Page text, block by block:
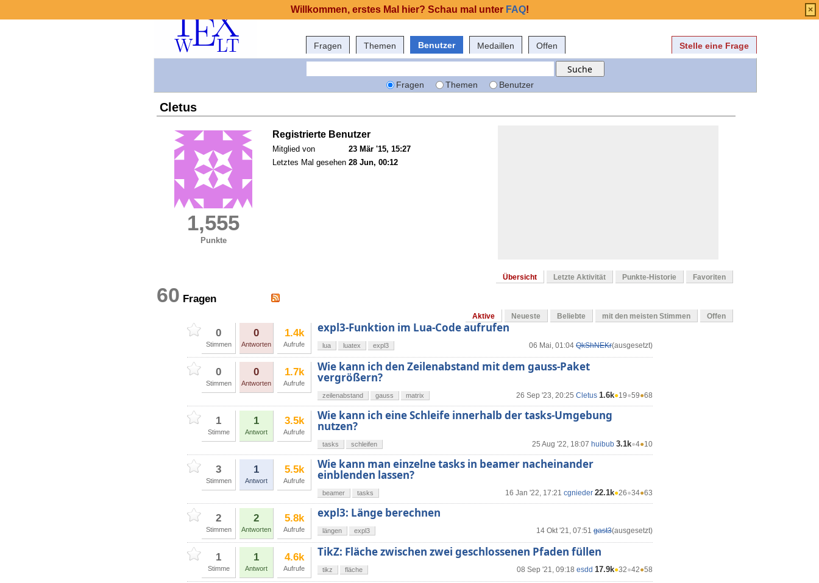
Fragen Themen Benutzer Medaillen Offen Stelle eine Frage
Fragen Themen Benutzer
Cletus
1,555
Punkte
Registrierte Benutzer
Mitglied von
23 Mär '15, 15:27
Letztes Mal gesehen 28 Jun, 00:12
Übersicht Letzte Aktivität Punkte-Historie Favoriten
60 Fragen
Aktive Neueste Beliebte mit den meisten Stimmen Offen
0
Stimmen
0
Antworten
1.4k
Aufrufe
expl3-Funktion im Lua-Code aufrufen
06 Mai, 01:04 QkShNEKr(ausgesetzt)
lua luatex expl3
0
Stimmen
0
Antworten
1.7k
Aufrufe
Wie kann ich den Zeilenabstand mit dem gauss-Paket
vergrößern?
26 Sep '23, 20:25 Cletus 1.6k●19●59●68
zeilenabstand gauss matrix
1
Stimme
1
Antwort
3.5k
Aufrufe
Wie kann ich eine Schleife innerhalb der tasks-Umgebung
nutzen?
25 Aug '22, 18:07 huibub 3.1k●4●10
tasks schleifen
3
Stimmen
1
Antwort
5.5k
Aufrufe
Wie kann man einzelne tasks in beamer nacheinander
einblenden lassen?
16 Jan '22, 17:21 cgnieder 22.1k●26●34●63
beamer tasks
2
Stimmen
2
Antworten
5.8k
Aufrufe
expl3: Länge berechnen
14 Okt '21, 07:51 gast3(ausgesetzt)
längen expl3
1
Stimme
1
Antwort
4.6k
Aufrufe
TikZ: Fläche zwischen zwei geschlossenen Pfaden füllen
08 Sep '21, 09:18 esdd 17.9k●32●42●58
tikz fläche
Willkommen, erstes Mal hier? Schau mal unter FAQ! ×